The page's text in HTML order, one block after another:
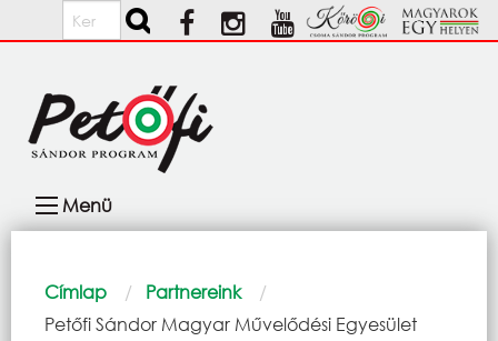
Ugrás a tartalomra
Keresés
navigáció
Menü
Morzsa
Címlap
Partnereink
Current:
Petőfi Sándor Magyar Művelődési Egyesület